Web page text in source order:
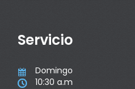
Servicio
 Domingo
 10:30 a.m